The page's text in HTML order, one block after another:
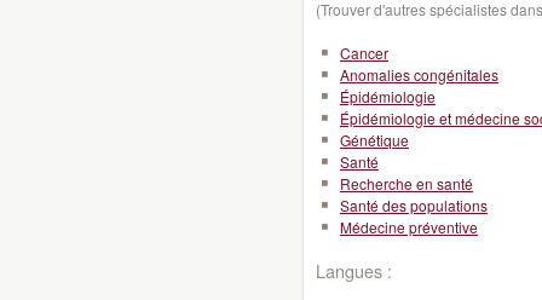
(Trouver d'autres spécialistes
Cancer
Anomalies congénitales
Épidémiologie
Épidémiologie et médecine
Génétique
Santé
Recherche en santé
Santé des populations
Médecine préventive
Langues :